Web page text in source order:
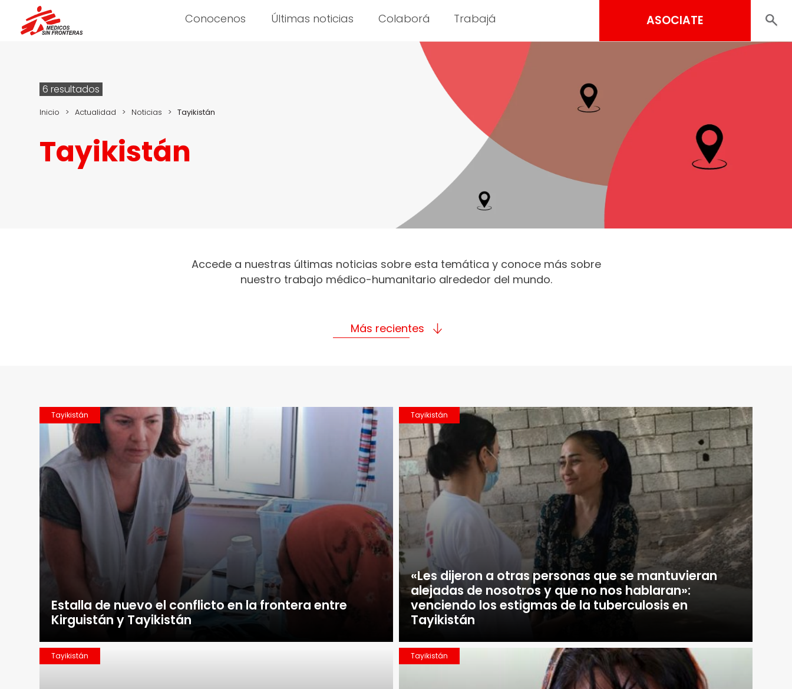
Conocenos Últimas noticias Colaborá Trabajá ASOCIATE
6 resultados
Inicio > Actualidad > Noticias > Tayikistán
Tayikistán
Accede a nuestras últimas noticias sobre esta temática y conoce más sobre
nuestro trabajo médico-humanitario alrededor del mundo.
Más recientes
Tayikistán
Estalla de nuevo el conflicto en la frontera entre
Kirguistán y Tayikistán
Tayikistán
«Les dijeron a otras personas que se mantuvieran
alejadas de nosotros y que no nos hablaran»:
venciendo los estigmas de la tuberculosis en
Tayikistán
Tayikistán Tayikistán